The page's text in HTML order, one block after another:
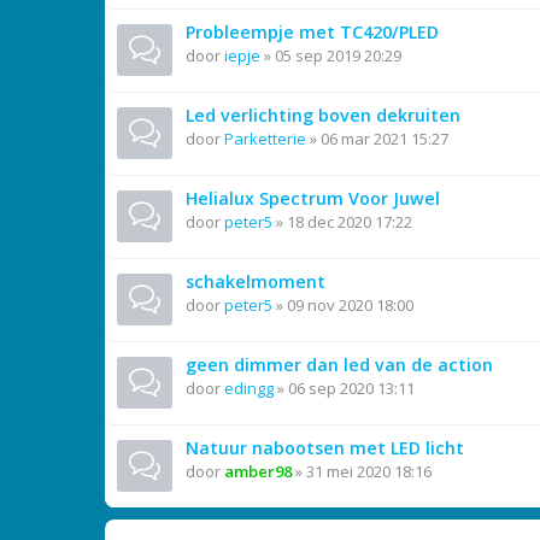
Probleempje met TC420/PLED
dooriepje » 05 sep 2019 20:29
Led verlichting boven dekruiten
doorParketterie » 06 mar 2021 15:27
Helialux Spectrum Voor Juwel
doorpeter5 » 18 dec 2020 17:22
schakelmoment
doorpeter5 » 09 nov 2020 18:00
geen dimmer dan led van de action
dooredingg» 06 sep 2020 13:11
Natuur nabootsen met LED licht
door amber98»31 mei 2020 18:16